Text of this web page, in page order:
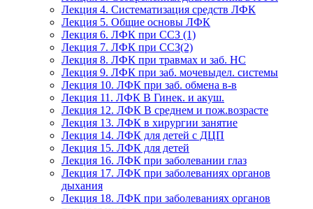
Лекция 4. Систематизация средств ЛФК
Лекция 5. Общие основы ЛФК
Лекция 6. ЛФК при ССЗ (1)
Лекция 7. ЛФК при ССЗ(2)
Лекция 8. ЛФК при травмах и заб. НС
Лекция 9. ЛФК при заб. мочевыдел. системы
Лекция 10. ЛФК при заб. обмена в-в
Лекция 11. ЛФК В Гинек. и акуш.
Лекция 12. ЛФК В среднем и пож.возрасте
Лекция 13. ЛФК в хирургии занятие
Лекция 14. ЛФК для детей с ДЦП
Лекция 15. ЛФК для детей
Лекция 16. ЛФК при заболевании глаз
Лекция 17. ЛФК при заболеваниях органов
дыхания
Лекция 18. ЛФК при заболеваниях органов